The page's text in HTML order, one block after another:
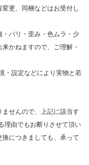
更、同梱などはお受付し
バリ・歪み・色ムラ・少
かねますので、ご理解・
・設定などにより実物と若
せんので、上記に該当す
理由でもお断りさせて頂い
につきましても、承って